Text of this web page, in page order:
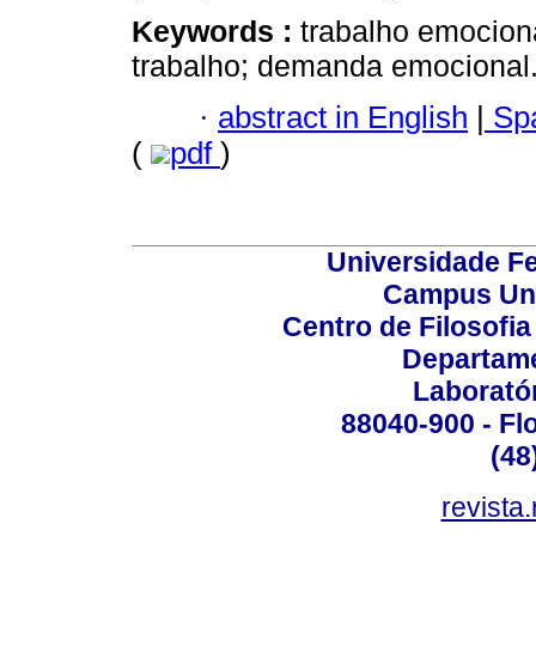
Keywords : trabalho
trabalho; demanda
· abstract in English |
(
pdf )
Universidade
Campus
Centro de
88040-900 -